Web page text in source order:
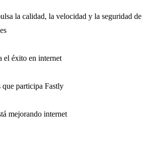
la calidad, la velocidad y la seguridad de
el éxito en internet
que participa Fastly
mejorando internet